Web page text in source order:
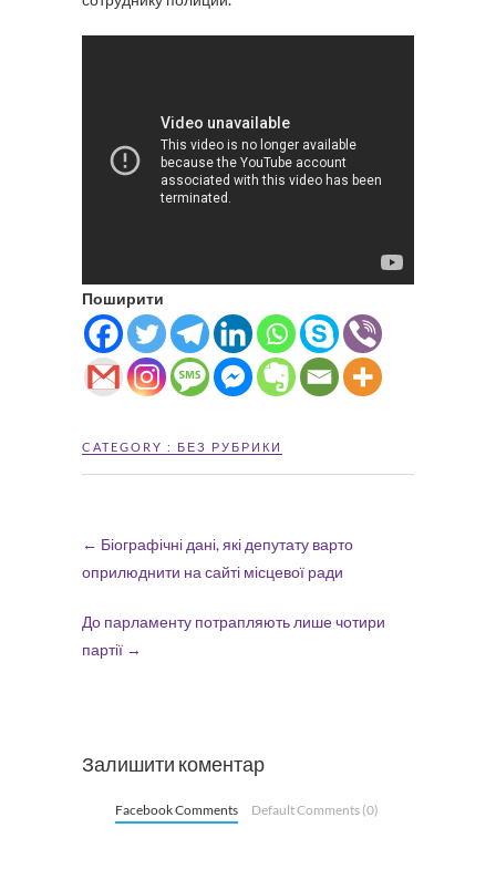
Поширити
CATEGORY : БЕЗ РУБРИКИ
← Біографічні дані, які депутату варто
оприлюднити на сайті місцевої ради
До парламенту потрапляють лише чотири
партії →
Залишити коментар
Facebook Comments Default Comments (0)